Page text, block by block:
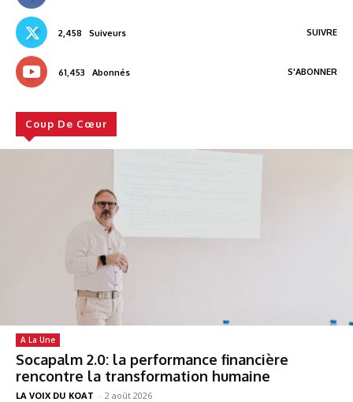
2,458 Suiveurs SUIVRE
61,453 Abonnés S'ABONNER
Coup De Cœur
A La Une
Socapalm 2.0: la performance financière
rencontre la transformation humaine
LA VOIX DU KOAT - 2 août 2026